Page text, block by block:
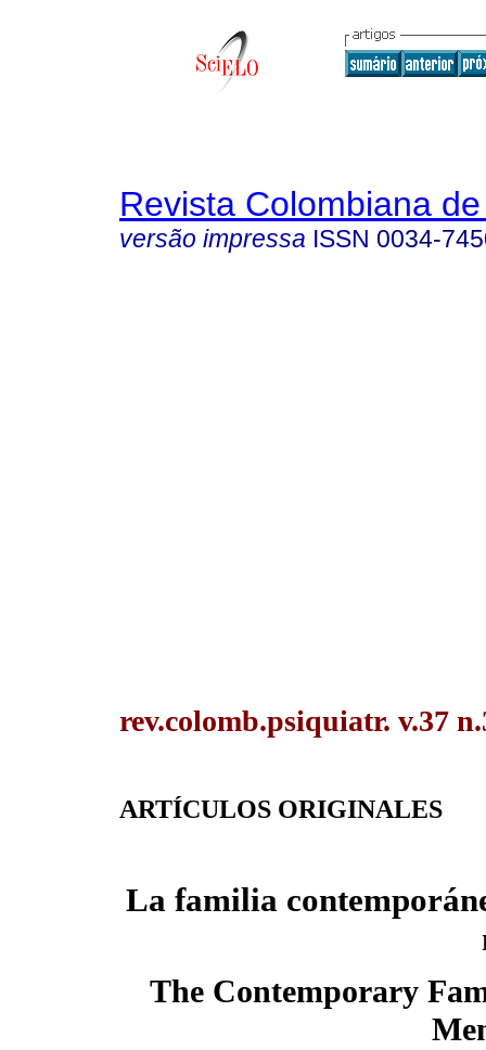
Revista Colombiana
versão impressa ISSN 0034-
rev.colomb.psiquiatr. v.37
ARTÍCULOS ORIGINALES
La familia
The Contemporary